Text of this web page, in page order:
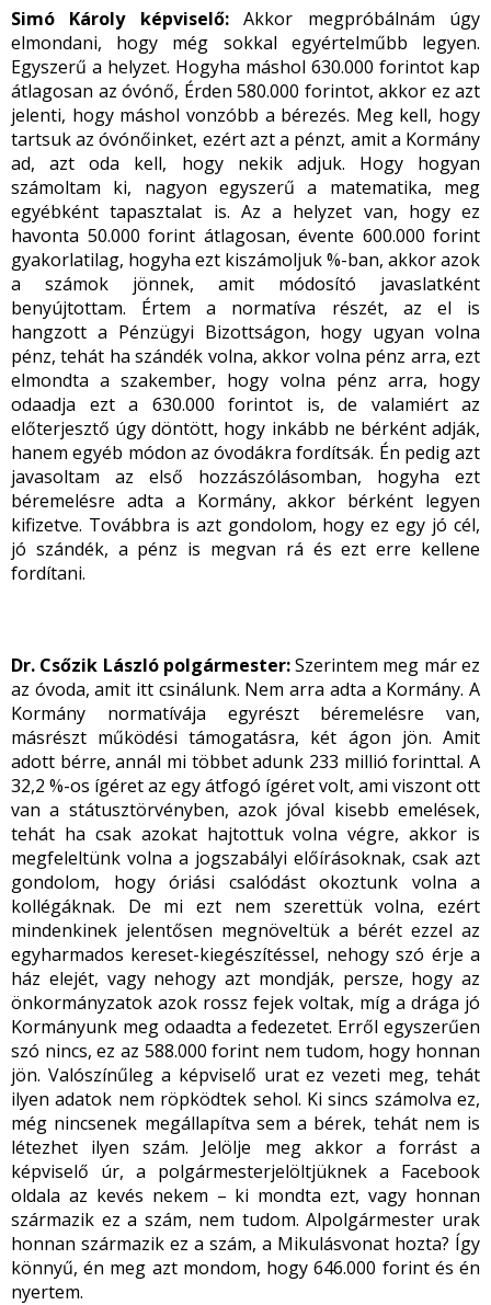
Simó Károly képviselő:Akkor megpróbálnám úgy
elmondani, hogy még sokkal egyértelműbb legyen.
Egyszerű a helyzet. Hogyha máshol 630.000 forintot kap
átlagosan az óvónő, Érden 580.000 forintot, akkor ez azt
jelenti, hogy máshol vonzóbb a bérezés. Meg kell, hogy
tartsuk az óvónőinket, ezért azt a pénzt, amit a Kormány
ad, azt oda kell, hogy nekik adjuk. Hogy hogyan
számoltam ki, nagyon egyszerű a matematika, meg
egyébként tapasztalat is. Az a helyzet van, hogy ez
havonta 50.000 forint átlagosan, évente 600.000 forint
gyakorlatilag, hogyha ezt kiszámoljuk %-ban, akkor azok
a számok jönnek, amit módosító javaslatként
benyújtottam. Értem a normatíva részét, az el is
hangzott a Pénzügyi Bizottságon, hogy ugyan volna
pénz, tehát ha szándék volna, akkor volna pénz arra, ezt
elmondta a szakember, hogy volna pénz arra, hogy
odaadja ezt a 630.000 forintot is, de valamiért az
előterjesztő úgy döntött, hogy inkább ne bérként adják,
hanem egyéb módon az óvodákra fordítsák. Én pedig azt
javasoltam az első hozzászólásomban, hogyha ezt
béremelésre adta a Kormány, akkor bérként legyen
kifizetve. Továbbra is azt gondolom, hogy ez egy jó cél,
jó szándék, a pénz is megvan rá és ezt erre kellene
fordítani.
Dr. Csőzik László polgármester:Szerintem meg már ez
az óvoda, amit itt csinálunk. Nem arra adta a Kormány. A
Kormány normatívája egyrészt béremelésre van,
másrészt működési támogatásra, két ágon jön. Amit
adott bérre, annál mi többet adunk 233 millió forinttal. A
32,2 %-os ígéret az egy átfogó ígéret volt, ami viszont ott
van a státusztörvényben, azok jóval kisebb emelések,
tehát ha csak azokat hajtottuk volna végre, akkor is
megfeleltünk volna a jogszabályi előírásoknak, csak azt
gondolom, hogy óriási csalódást okoztunk volna a
kollégáknak. De mi ezt nem szerettük volna, ezért
mindenkinek jelentősen megnöveltük a bérét ezzel az
egyharmados kereset-kiegészítéssel, nehogy szó érje a
ház elejét, vagy nehogy azt mondják, persze, hogy az
önkormányzatok azok rossz fejek voltak, míg a drága jó
Kormányunk meg odaadta a fedezetet. Erről egyszerűen
szó nincs, ez az 588.000 forint nem tudom, hogy honnan
jön. Valószínűleg a képviselő urat ez vezeti meg, tehát
ilyen adatok nem röpködtek sehol. Ki sincs számolva ez,
még nincsenek megállapítva sem a bérek, tehát nem is
létezhet ilyen szám. Jelölje meg akkor a forrást a
képviselő úr, a polgármesterjelöltjüknek a Facebook
oldala az kevés nekem – ki mondta ezt, vagy honnan
származik ez a szám, nem tudom. Alpolgármester urak
honnan származik ez a szám, a Mikulásvonat hozta? Így
könnyű, én meg azt mondom, hogy 646.000 forint és én
nyertem.